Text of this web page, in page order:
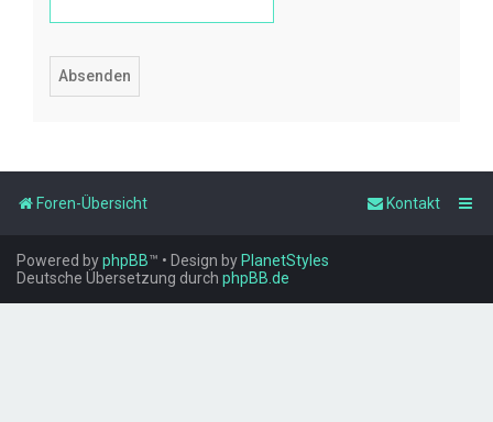
Foren-Übersicht Kontakt
Powered byphpBB™ • Design byPlanetStyles
Deutsche Übersetzung durch phpBB.de